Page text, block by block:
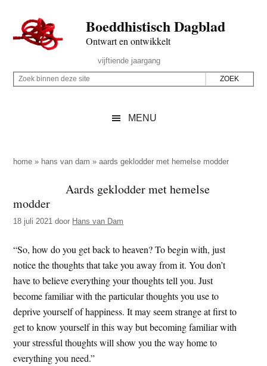
naar
de
inhoud
secondary
naar
de
sidebar
naar
de
Boeddhistisch Dagblad
Ontwart en ontwikkelt
Rechts
vijftiende jaargang
Z
p
z
e
s
i
t
e
Z
i
e
n
e
z
e
s
i
t
e
MENU
home » hans van dam »aards geklodder met hemelse modder
Aards geklodder met hemelse
modder
18 juli 2021 door Hans van Dam
“So, how do you get back to heaven? To begin with, just
notice the thoughts that take you away from it. You don’t
have to believe everything your thoughts tell you. Just
become familiar with the particular thoughts you use to
deprive yourself of happiness. It may seem strange at first to
get to know yourself in this way but becoming familiar with
your stressful thoughts will show you the way home to
everything you need.”